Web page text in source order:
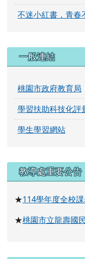
不迷小紅書，青春
一般連結
桃園市政府教育局
學習扶助科技化評
學生學習網站
右邊區域內容
教導處重要公告
★114學年度全校
★桃園市立龍壽國